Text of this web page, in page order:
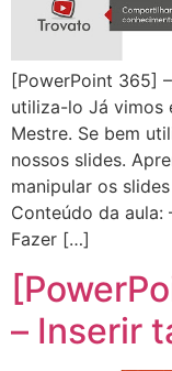
[PowerPoint 365]
utiliza-lo Já vimos
Mestre. Se bem
nossos slides.
manipular os
Conteúdo da aula:
Fazer […]
– Inserir